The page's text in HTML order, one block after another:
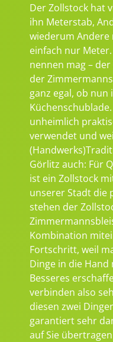
Der Zollstock hat
ihn Meterstab,
wiederum Andere
einfach nur
nennen mag –
der
ganz egal, ob
unheimlich
verwendet und
Görlitz auch: Für
ist ein Zollstock
unserer Stadt die
stehen der
Kombination
Fortschritt, weil
Dinge in die
Besseres
verbinden also
diesen zwei
garantiert sehr
auf Sie